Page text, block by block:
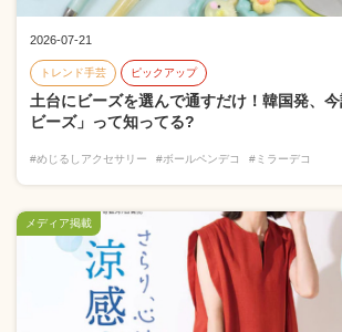
2026-07-21
トレンド手芸 ピックアップ
土台にビーズを選んで通すだけ！韓国発、
ビーズ」って知ってる?
#めじるしアクセサリー #ボールペンデコ #ミラーデコ
メディア掲載